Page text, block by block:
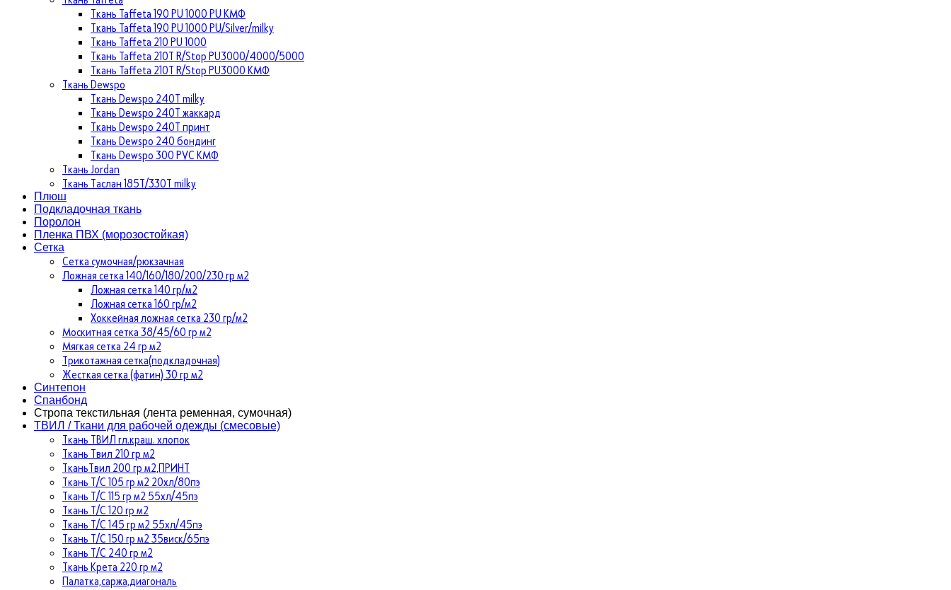
Ткань Taffeta 190 PU 1000 PU КМФ
Ткань Taffeta 190 PU 1000 PU/Silver/milky
Ткань Taffeta 210 PU 1000
Ткань Taffeta 210Т R/Stop PU3000/4000/5000
Ткань Taffeta 210Т R/Stop PU3000 КМФ
Ткань Dewspo
Ткань Dewspo 240Т milky
Ткань Dewspo 240T жаккард
Ткань Dewspo 240Т принт
Ткань Dewspo 240 бондинг
Ткань Dewspo 300 PVC КМФ
Ткань Jordan
Ткань Таслан 185T/330T milky
Плюш
Подкладочная ткань
Поролон
Пленка ПВХ (морозостойкая)
Сетка
Сетка сумочная/рюкзачная
Ложная сетка 140/160/180/200/230 гр м2
Ложная сетка 140 гр/м2
Ложная сетка 160 гр/м2
Хоккейная ложная сетка 230 гр/м2
Москитная сетка 38/45/60 гр м2
Мягкая сетка 24 гр м2
Трикотажная сетка(подкладочная)
Жесткая сетка (фатин) 30 гр м2
Синтепон
Спанбонд
Стропа текстильная (лента ременная, сумочная)
ТВИЛ / Ткани для рабочей одежды (смесовые)
Ткань ТВИЛ гл.краш. хлопок
Ткань Твил 210 гр м2
ТканьТвил 200 гр м2,ПРИНТ
Ткань Т/C 105 гр м2 20хл/80пэ
Ткань Т/C 115 гр м2 55хл/45пэ
Ткань Т/C 120 гр м2
Ткань Т/C 145 гр м2 55хл/45пэ
Ткань Т/C 150 гр м2 35виск/65пэ
Ткань Т/C 240 гр м2
Ткань Крета 220 гр м2
Палатка,саржа,диагональ